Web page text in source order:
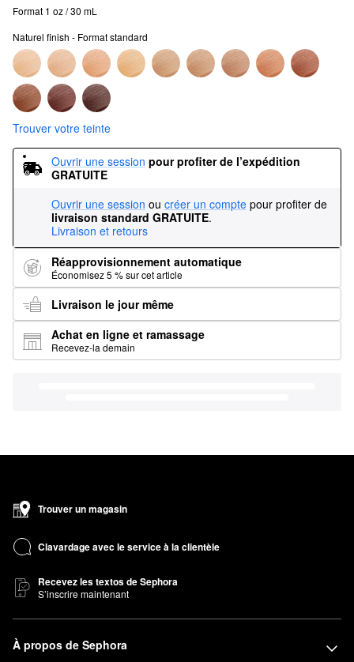
Format 1 oz / 30 mL
Naturel finish - Format standard
Trouver votre teinte
Ouvrir une session pour profiter de l’expédition
GRATUITE
Ouvrir une session ou créer un compte pour profiter de
livraison standard GRATUITE.
Livraison et retours
Réapprovisionnement automatique
Économisez 5 % sur cet article
Livraison le jour même
Achat en ligne et ramassage
Recevez-la demain
Trouver un magasin
Clavardage avec le service à la clientèle
Recevez les textos de Sephora
S’inscrire maintenant
À propos de Sephora